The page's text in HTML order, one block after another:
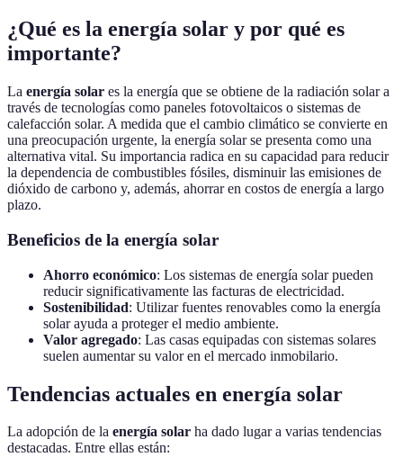
¿Qué es la energía solar y por qué es
importante?
La energía solar es la energía que se obtiene de la radiación solar a
través de tecnologías como paneles fotovoltaicos o sistemas de
calefacción solar. A medida que el cambio climático se convierte en
una preocupación urgente, la energía solar se presenta como una
alternativa vital. Su importancia radica en su capacidad para reducir
la dependencia de combustibles fósiles, disminuir las emisiones de
dióxido de carbono y, además, ahorrar en costos de energía a largo
plazo.
Beneficios de la energía solar
Ahorro económico: Los sistemas de energía solar pueden
reducir significativamente las facturas de electricidad.
Sostenibilidad: Utilizar fuentes renovables como la energía
solar ayuda a proteger el medio ambiente.
Valor agregado: Las casas equipadas con sistemas solares
suelen aumentar su valor en el mercado inmobilario.
Tendencias actuales en energía solar
La adopción de la energía solar ha dado lugar a varias tendencias
destacadas. Entre ellas están: